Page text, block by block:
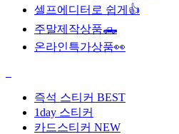
셀프에디터로 쉽게👍
주말제작상품🛻
온라인특가상품👀
즉석 스티커 BEST
1day 스티커
카드스티커 NEW